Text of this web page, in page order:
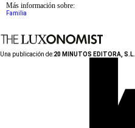
Más información sobre:
Familia
Una publicación de:20 MINUTOS EDITORA, S.L.